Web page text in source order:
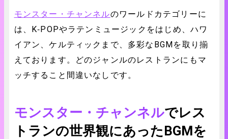
モンスター・チャンネルのワールドカテゴリーに
は、K‐POPやラテンミュージックをはじめ、ハワ
イアン、ケルティックまで、多彩なBGMを取り揃
えております。どのジャンルのレストランにもマ
ッチすること間違いなしです。
モンスター・チャンネルでレス
トランの世界観にあったBGMを